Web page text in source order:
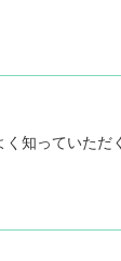
知っていた